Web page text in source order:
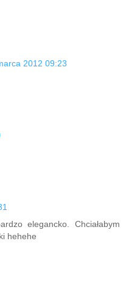
2012 09:23
elegancko. Chciałabym
hehehe